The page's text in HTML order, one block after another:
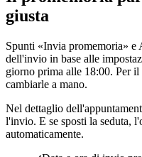
giusta
Spunti «Invia promemoria» e
dell'invio in base alle
giorno prima alle 18:00. Per
cambiarle a mano.
Nel dettaglio
l'invio. E se sposti la seduta,
automaticamente.